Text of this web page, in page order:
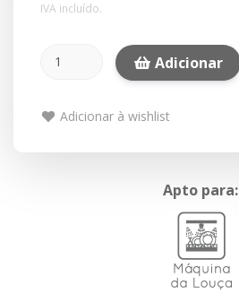
IVA incluído.
Adicionar
Adicionar à wishlist
Apto para: